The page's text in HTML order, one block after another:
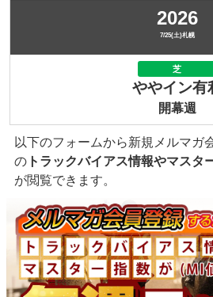
2026
7/25(土)札幌
芝
ややイン有
開幕週
以下のフォームから新規メルマガ
の トラックバイアス情報やマスタ
が閲覧できます。